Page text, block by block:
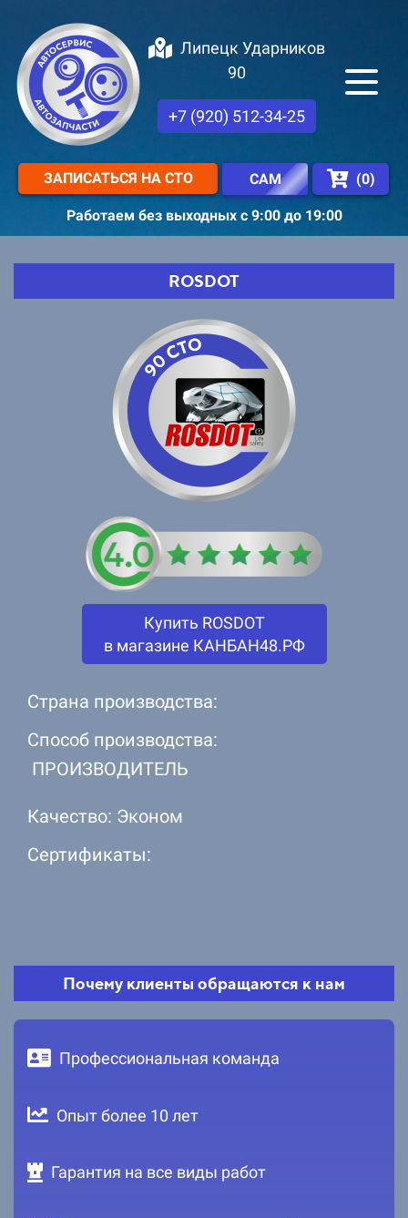
Липецк Ударников
90
+7 (920) 512-34-25
ЗАПИСАТЬСЯ НА СТО САМ (0)
Работаем без выходных с 9:00 до 19:00
ROSDOT
Купить ROSDOT
в магазине КАНБАН48.РФ
Страна производства:
Способ производства:
ПРОИЗВОДИТЕЛЬ
Качество: Эконом
Сертификаты:
Почему клиенты обращаются к нам
Профессиональная команда
Опыт более 10 лет
Гарантия на все виды работ